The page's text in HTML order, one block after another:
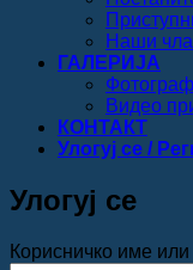
Наши
ГАЛЕРИЈА
Видео
КОНТАКТ
Улогуј се /
Улогуј се
Корисничко име